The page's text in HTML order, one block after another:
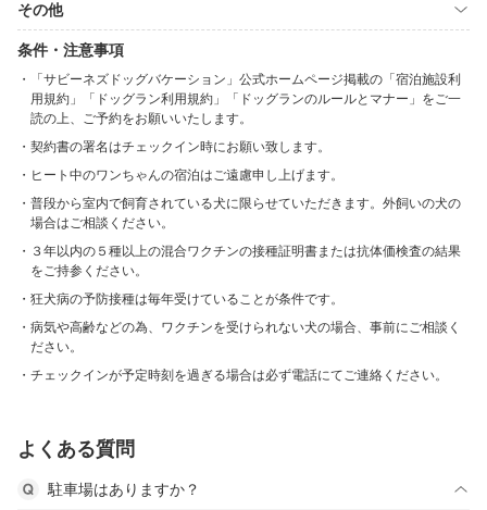
その他
条件・注意事項
「サビーネズドッグバケーション」公式ホームページ掲載の「宿泊施設利
用規約」「ドッグラン利用規約」「ドッグランのルールとマナー」をご一
読の上、ご予約をお願いいたします。
契約書の署名はチェックイン時にお願い致します。
ヒート中のワンちゃんの宿泊はご遠慮申し上げます。
普段から室内で飼育されている犬に限らせていただきます。外飼いの犬の
場合はご相談ください。
３年以内の５種以上の混合ワクチンの接種証明書または抗体価検査の結果
をご持参ください。
狂犬病の予防接種は毎年受けていることが条件です。
病気や高齢などの為、ワクチンを受けられない犬の場合、事前にご相談く
ださい。
チェックインが予定時刻を過ぎる場合は必ず電話にてご連絡ください。
よくある質問
駐車場はありますか？